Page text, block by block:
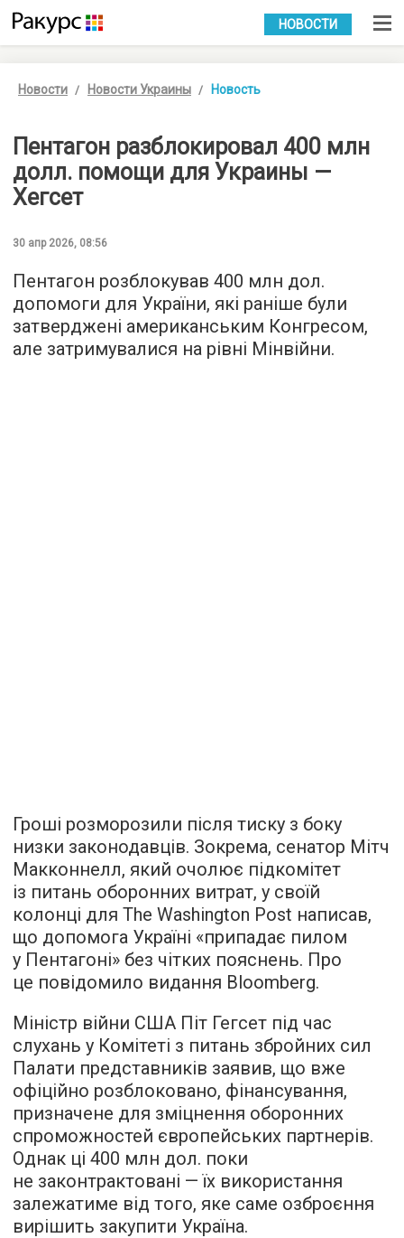
УКР РУС
НОВОСТИ
Новости Новости Украины Новость
Пентагон разблокировал 400 млн
долл. помощи для Украины —
Хегсет
30 апр 2026, 08:56
Пентагон розблокував 400 млн дол.
допомоги для України, які раніше були
затверджені американським Конгресом,
але затримувалися на рівні Мінвійни.
Гроші розморозили після тиску з боку
низки законодавців. Зокрема, сенатор Мітч
Макконнелл, який очолює підкомітет
із питань оборонних витрат, у своїй
колонці для The Washington Post написав,
що допомога Україні «припадає пилом
у Пентагоні» без чітких пояснень. Про
це повідомило видання Bloomberg.
Міністр війни США Піт Гегсет під час
слухань у Комітеті з питань збройних сил
Палати представників заявив, що вже
офіційно розблоковано, фінансування,
призначене для зміцнення оборонних
спроможностей європейських партнерів.
Однак ці 400 млн дол. поки
не законтрактовані — їх використання
залежатиме від того, яке саме озброєння
вирішить закупити Україна.